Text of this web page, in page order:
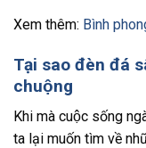
Xem thêm: Bình
Tại sao đèn đá
chuộng
Khi mà cuộc sống
ta lại muốn tìm về